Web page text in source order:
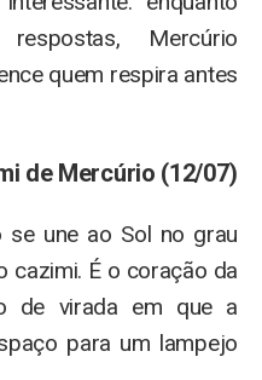
Mercúrio
quem respira antes
de Mercúrio (12/07)
se une ao Sol no grau
cazimi. É o coração da
de virada em que a
para um lampejo